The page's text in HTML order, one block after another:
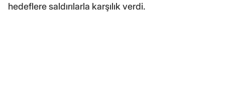
hedeflere saldırılarla karşılık verdi.